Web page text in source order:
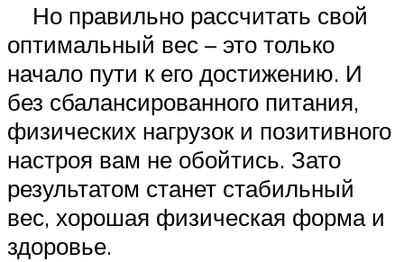
Но правильно рассчитать свой
оптимальный вес – это только
начало пути к его достижению. И
без сбалансированного питания,
физических нагрузок и позитивного
настроя вам не обойтись. Зато
результатом станет стабильный
вес, хорошая физическая форма и
здоровье.